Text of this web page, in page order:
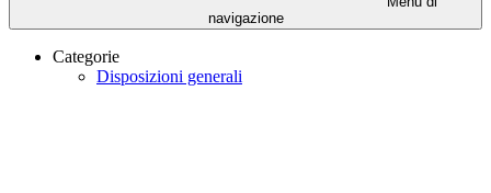
navigazione
Categorie
Disposizioni generali